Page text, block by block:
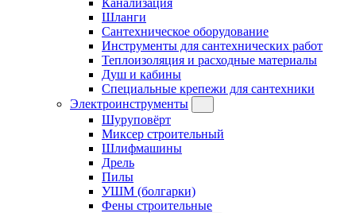
Канализация
Шланги
Сантехническое оборудование
Инструменты для сантехнических работ
Теплоизоляция и расходные материалы
Душ и кабины
Специальные крепежи для сантехники
Электроинструменты
Шуруповёрт
Миксер строительный
Шлифмашины
Дрель
Пилы
УШМ (болгарки)
Фены строительные